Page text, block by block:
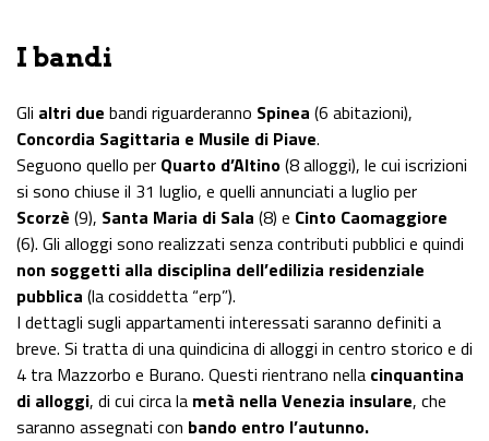
I bandi
Gli altri due bandi riguarderanno Spinea (6 abitazioni),
Concordia Sagittaria e Musile di Piave.
Seguono quello per Quarto d’Altino(8 alloggi), le cui iscrizioni
si sono chiuse il 31 luglio, e quelli annunciati a luglio per
Scorzè (9), Santa Maria di Sala (8) e Cinto Caomaggiore
(6). Gli alloggi sono realizzati senza contributi pubblici e quindi
non soggetti alla disciplina dell’edilizia residenziale
pubblica (la cosiddetta “erp”).
I dettagli sugli appartamenti interessati saranno definiti a
breve. Si tratta di una quindicina di alloggi in centro storico e di
4 tra Mazzorbo e Burano. Questi rientrano nella cinquantina
di alloggi, di cui circa la metà nella Venezia insulare, che
saranno assegnati con bando entro l’autunno.